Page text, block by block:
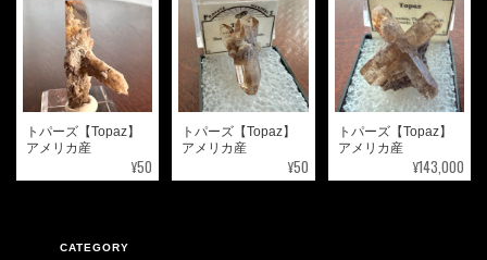
トパーズ【Topaz】
アメリカ産
¥50
トパーズ【Topaz】
アメリカ産
¥50
トパーズ【Topaz】
アメリカ産
¥143,000
CATEGORY